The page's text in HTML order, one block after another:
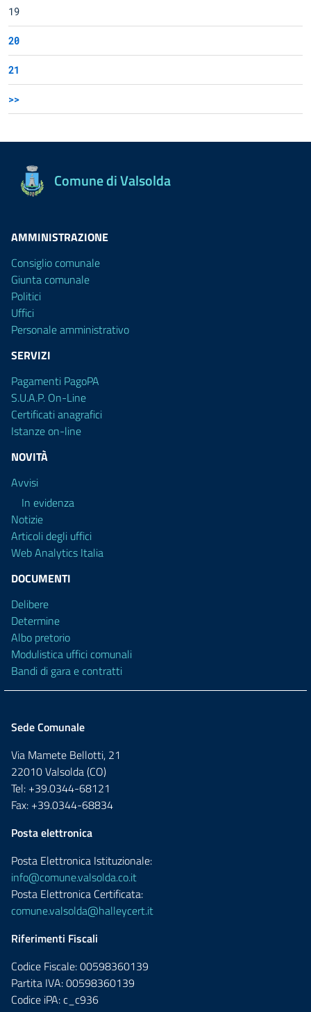
19
20
21
>>
Comune di Valsolda
AMMINISTRAZIONE
Consiglio comunale
Giunta comunale
Politici
Uffici
Personale amministrativo
SERVIZI
Pagamenti PagoPA
S.U.A.P. On-Line
Certificati anagrafici
Istanze on-line
NOVITÀ
Avvisi
In evidenza
Notizie
Articoli degli uffici
Web Analytics Italia
DOCUMENTI
Delibere
Determine
Albo pretorio
Modulistica uffici comunali
Bandi di gara e contratti
Sede Comunale
Via Mamete Bellotti, 21
22010 Valsolda (CO)
Tel: +39.0344-68121
Fax: +39.0344-68834
Posta elettronica
Posta Elettronica Istituzionale:
info@comune.valsolda.co.it
Posta Elettronica Certificata:
comune.valsolda@halleycert.it
Riferimenti Fiscali
Codice Fiscale: 00598360139
Partita IVA: 00598360139
Codice iPA: c_c936